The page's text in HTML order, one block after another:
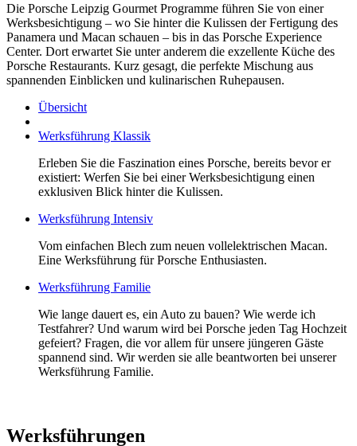
Die Porsche Leipzig Gourmet Programme führen Sie von einer
Werksbesichtigung – wo Sie hinter die Kulissen der Fertigung des
Panamera und Macan schauen – bis in das Porsche Experience
Center. Dort erwartet Sie unter anderem die exzellente Küche des
Porsche Restaurants. Kurz gesagt, die perfekte Mischung aus
spannenden Einblicken und kulinarischen Ruhepausen.
Übersicht
Werksführung Klassik
Erleben Sie die Faszination eines Porsche, bereits bevor er
existiert: Werfen Sie bei einer Werksbesichtigung einen
exklusiven Blick hinter die Kulissen.
Werksführung Intensiv
Vom einfachen Blech zum neuen vollelektrischen Macan.
Eine Werksführung für Porsche Enthusiasten.
Werksführung Familie
Wie lange dauert es, ein Auto zu bauen? Wie werde ich
Testfahrer? Und warum wird bei Porsche jeden Tag Hochzeit
gefeiert? Fragen, die vor allem für unsere jüngeren Gäste
spannend sind. Wir werden sie alle beantworten bei unserer
Werksführung Familie.
Werksführungen